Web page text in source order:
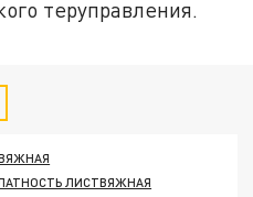
теруправления.
ЛИСТВЯЖНАЯ